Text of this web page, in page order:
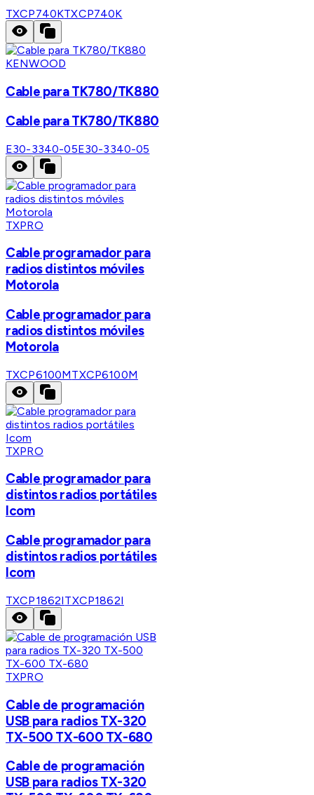
TXCP740KTXCP740K
KENWOOD
Cable para TK780/TK880
Cable para TK780/TK880
E30-3340-05E30-3340-05
TXPRO
Cable programador para
radios distintos móviles
Motorola
Cable programador para
radios distintos móviles
Motorola
TXCP6100MTXCP6100M
TXPRO
Cable programador para
distintos radios portátiles
Icom
Cable programador para
distintos radios portátiles
Icom
TXCP1862ITXCP1862I
TXPRO
Cable de programación
USB para radios TX-320
TX-500 TX-600 TX-680
Cable de programación
USB para radios TX-320